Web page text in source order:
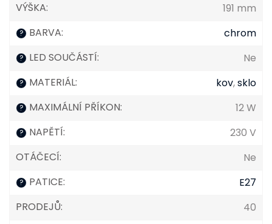
VÝŠKA: 191 mm
? BARVA: chrom
? LED SOUČÁSTÍ: Ne
? MATERIÁL: kov,sklo
? MAXIMÁLNÍ PŘÍKON: 12 W
? NAPĚTÍ:
230 V
OTÁČECÍ: Ne
? PATICE:
E27
PRODEJŮ: 40